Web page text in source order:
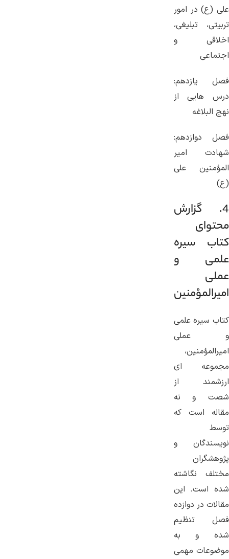
علی (ع) در امور
تربیتی، تبلیغی،
اخلاقی و
اجتماعی
فصل یازدهم:
درس هایی از
نهج البلاغه
فصل دوازدهم:
شهادت امیر
المؤمنین علی
(ع)
4. گزارش
محتوای
کتاب سیره
علمی و
عملی
امیرالمؤمنین
کتاب سیره علمی
و عملی
امیرالمؤمنین،
مجموعه ای
ارزشمند از
شصت و نه
مقاله است که
توسط
نویسندگان و
پژوهشگران
مختلف نگاشته
شده است. این
مقالات در دوازده
فصل تنظیم
شده و به
موضوعات مهمی